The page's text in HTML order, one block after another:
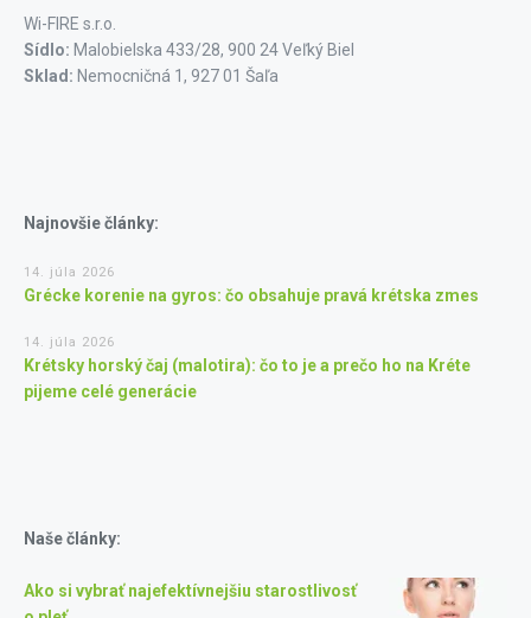
Wi-FIRE s.r.o.
Sídlo: Malobielska 433/28, 900 24 Veľký Biel
Sklad: Nemocničná 1, 927 01 Šaľa
Najnovšie články:
14. júla 2026
Grécke korenie na gyros: čo obsahuje pravá krétska zmes
14. júla 2026
Krétsky horský čaj (malotira): čo to je a prečo ho na Kréte
pijeme celé generácie
Naše články:
Ako si vybrať najefektívnejšiu starostlivosť